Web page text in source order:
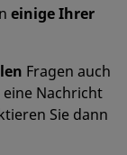
einige Ihrer
Fragen auch
eine Nachricht
Sie dann